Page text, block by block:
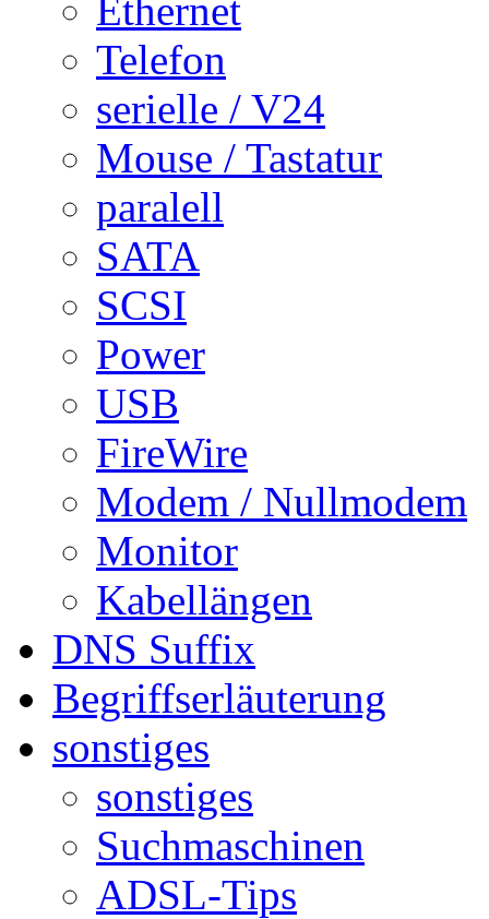
Ethernet
Telefon
serielle / V24
Mouse / Tastatur
paralell
SATA
SCSI
Power
USB
FireWire
Modem / Nullmodem
Monitor
Kabellängen
DNS Suffix
Begriffserläuterung
sonstiges
sonstiges
Suchmaschinen
ADSL-Tips